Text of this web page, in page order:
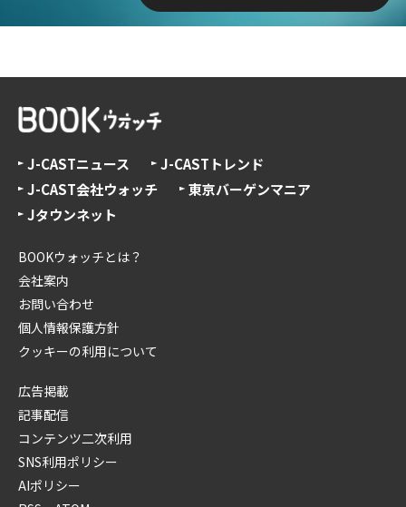
J-CASTニュース
J-CASTトレンド
J-CAST会社ウォッチ
東京バーゲンマニア
Jタウンネット
BOOKウォッチとは？
会社案内
お問い合わせ
個人情報保護方針
クッキーの利用について
広告掲載
記事配信
コンテンツ二次利用
SNS利用ポリシー
AIポリシー